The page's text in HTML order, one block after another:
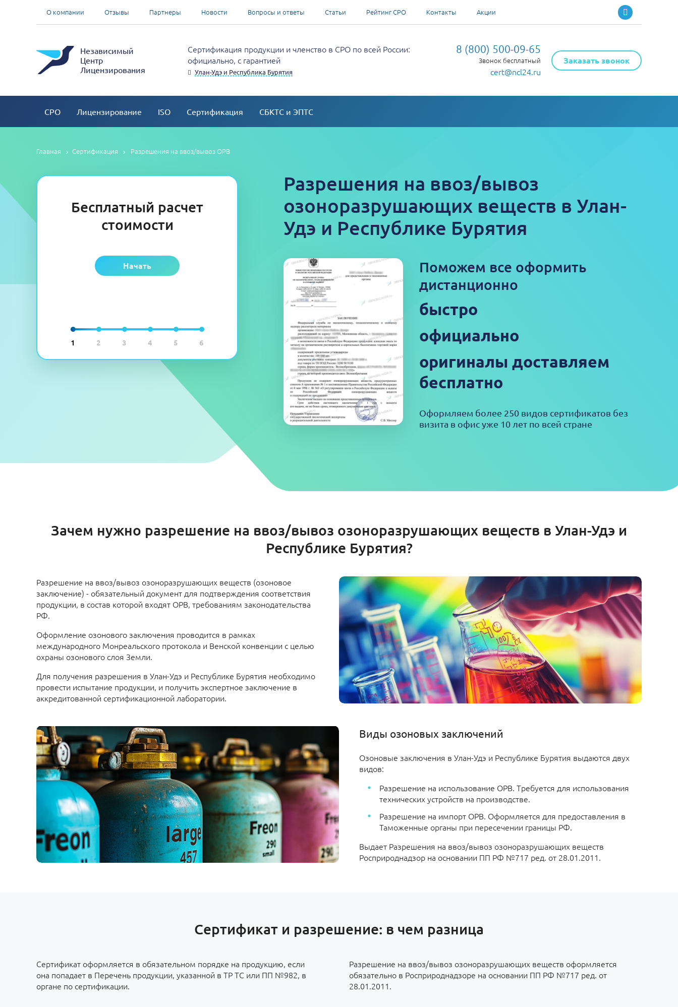
О компании Отзывы Партнеры Новости Вопросы и ответы Статьи Рейтинг СРО Контакты Акции
Независимый
Центр
Лицензирования
Сертификация продукции и членство в СРО по всей России:
официально, с гарантией
Улан-Удэ и Республика Бурятия
8 (800) 500-09-65
Звонок бесплатный
cert@ncl24.ru
Заказать звонок
СРО Лицензирование ISO Сертификация СБКТС и ЭПТС
Главная Сертификация Разрешения на ввоз/вывоз ОРВ
1 2 3 4 5 6
Бесплатный расчет
стоимости
Начать
Разрешения на ввоз/вывоз
озоноразрушающих веществ в Улан-
Удэ и Республике Бурятия
Поможем все оформить
дистанционно
быстро
официально
оригиналы доставляем
бесплатно
Оформляем более 250 видов сертификатов без
визита в офис уже 10 лет по всей стране
Зачем нужно разрешение на ввоз/вывоз озоноразрушающих веществ в Улан-Удэ и
Республике Бурятия?
Разрешение на ввоз/вывоз озоноразрушающих веществ (озоновое
заключение) - обязательный документ для подтверждения соответствия
продукции, в состав которой входят ОРВ, требованиям законодательства
РФ.
Оформление озонового заключения проводится в рамках
международного Монреальского протокола и Венской конвенции с целью
охраны озонового слоя Земли.
Для получения разрешения в Улан-Удэ и Республике Бурятия необходимо
провести испытание продукции, и получить экспертное заключение в
аккредитованной сертификационной лаборатории.
Виды озоновых заключений
Озоновые заключения в Улан-Удэ и Республике Бурятия выдаются двух
видов:
Разрешение на использование ОРВ. Требуется для использования
технических устройств на производстве.
Разрешение на импорт ОРВ. Оформляется для предоставления в
Таможенные органы при пересечении границы РФ.
Выдает Разрешения на ввоз/вывоз озоноразрушающих веществ
Росприроднадзор на основании ПП РФ №717 ред. от 28.01.2011.
Сертификат и разрешение: в чем разница
Сертификат оформляется в обязательном порядке на продукцию, если
она попадает в Перечень продукции, указанной в ТР ТС или ПП №982, в
органе по сертификации.
Разрешение на ввоз/вывоз озоноразрушающих веществ оформляется
обязательно в Росприроднадзоре на основании ПП РФ №717 ред. от
28.01.2011.